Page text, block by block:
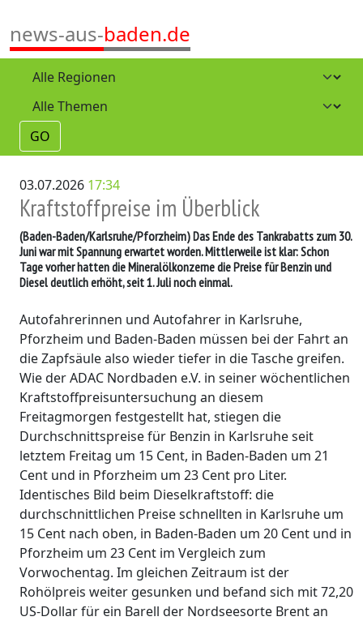
news-aus-baden.de
GO
03.07.2026 17:34
Kraftstoffpreise im Überblick
(Baden-Baden/Karlsruhe/Pforzheim)Das Ende des Tankrabatts zum 30.
Juni war mit Spannung erwartet worden. Mittlerweile ist klar: Schon
Tage vorher hatten die Mineralölkonzerne die Preise für Benzin und
Diesel deutlich erhöht, seit 1. Juli noch einmal.
Autofahrerinnen und Autofahrer in Karlsruhe,
Pforzheim und Baden-Baden müssen bei der Fahrt an
die Zapfsäule also wieder tiefer in die Tasche greifen.
Wie der ADAC Nordbaden e.V. in seiner wöchentlichen
Kraftstoffpreisuntersuchung an diesem
Freitagmorgen festgestellt hat, stiegen die
Durchschnittspreise für Benzin in Karlsruhe seit
letztem Freitag um 15 Cent, in Baden-Baden um 21
Cent und in Pforzheim um 23 Cent pro Liter.
Identisches Bild beim Dieselkraftstoff: die
durchschnittlichen Preise schnellten in Karlsruhe um
15 Cent nach oben, in Baden-Baden um 20 Cent und in
Pforzheim um 23 Cent im Vergleich zum
Vorwochentag. Im gleichen Zeitraum ist der
Rohölpreis weiter gesunken und befand sich mit 72,20
US-Dollar für ein Barell der Nordseesorte Brent an